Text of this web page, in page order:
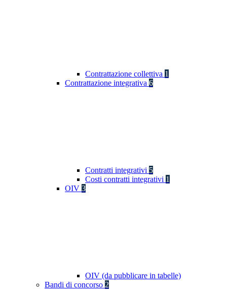
Contrattazione collettiva 1
Contrattazione integrativa 6
Contratti integrativi 5
Costi contratti integrativi 1
OIV 3
OIV (da pubblicare in tabelle)
Bandi di concorso 2